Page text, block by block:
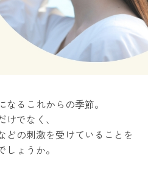
なるこれからの季節。
けでなく、
どの刺激を受けていることを
しょうか。